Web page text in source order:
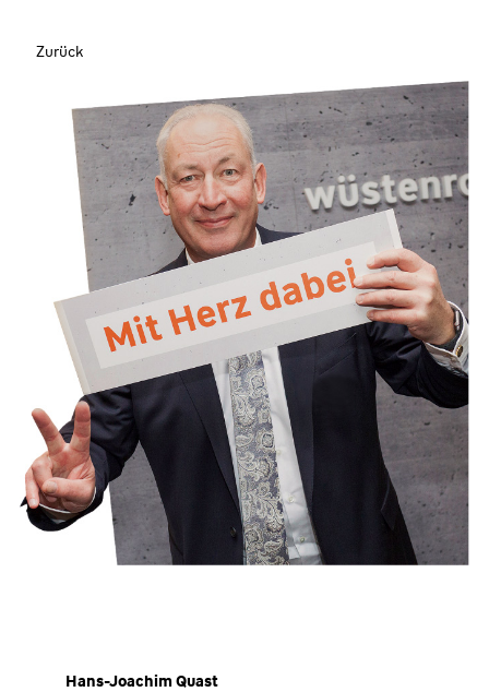
Zurück
Hans-Joachim Quast